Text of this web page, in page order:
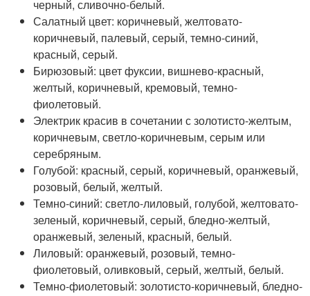
черный, сливочно-белый.
Салатный цвет: коричневый, желтовато-
коричневый, палевый, серый, темно-синий,
красный, серый.
Бирюзовый: цвет фуксии, вишнево-красный,
желтый, коричневый, кремовый, темно-
фиолетовый.
Электрик красив в сочетании с золотисто-желтым,
коричневым, светло-коричневым, серым или
серебряным.
Голубой: красный, серый, коричневый, оранжевый,
розовый, белый, желтый.
Темно-синий: светло-лиловый, голубой, желтовато-
зеленый, коричневый, серый, бледно-желтый,
оранжевый, зеленый, красный, белый.
Лиловый: оранжевый, розовый, темно-
фиолетовый, оливковый, серый, желтый, белый.
Темно-фиолетовый: золотисто-коричневый, бледно-